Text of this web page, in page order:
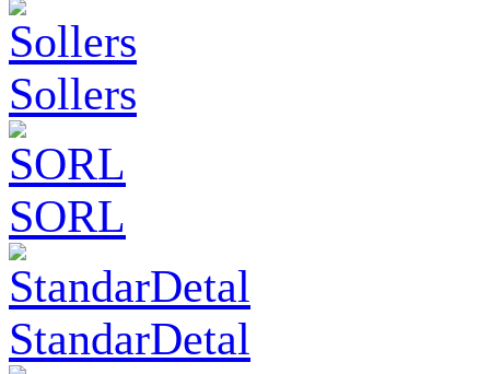
Sollers
SORL
StandarDetal